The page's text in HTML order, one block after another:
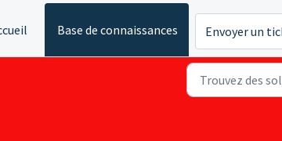
Base de connaissances Envoyer un